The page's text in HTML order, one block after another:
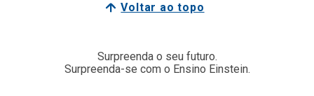
Voltar ao topo
Surpreenda o seu futuro.
Surpreenda-se com o Ensino Einstein.